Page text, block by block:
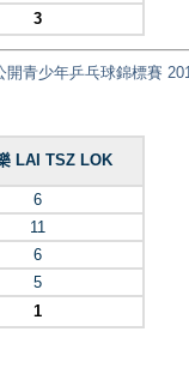
3
開青少年乒乓球錦標賽
LAI TSZ LOK
6
11
6
5
1